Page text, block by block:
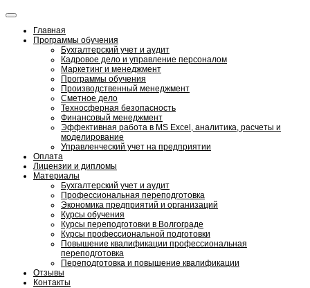
Главная
Программы обучения
Бухгалтерский учет и аудит
Кадровое дело и управление персоналом
Маркетинг и менеджмент
Программы обучения
Производственный менеджмент
Сметное дело
Техносферная безопасность
Финансовый менеджмент
Эффективная работа в MS Excel, аналитика, расчеты и
моделирование
Управленческий учет на предприятии
Оплата
Лицензии и дипломы
Материалы
Бухгалтерский учет и аудит
Профессиональная переподготовка
Экономика предприятий и организаций
Курсы обучения
Курсы переподготовки в Волгограде
Курсы профессиональной подготовки
Повышение квалификации профессиональная
переподготовка
Переподготовка и повышение квалификации
Отзывы
Контакты